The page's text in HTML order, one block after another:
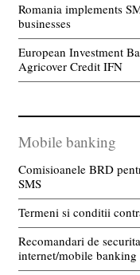
Romania implements
businesses
European Investment
Agricover Credit IFN
Mobile banking
Comisioanele BRD
SMS
Termeni si conditii
Recomandari de
internet/mobile banking